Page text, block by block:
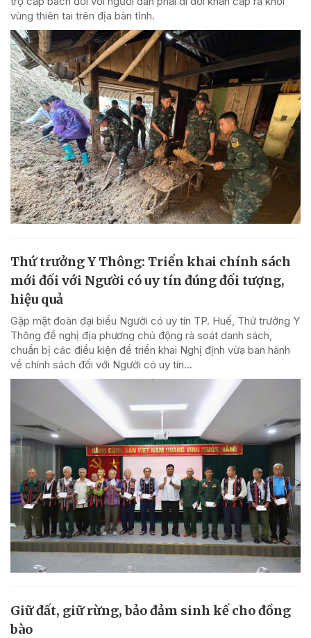
vùng thiên tai trên địa bàn tỉnh.
Thứ trưởng Y Thông: Triển khai chính sách
mới đối với Người có uy tín đúng đối tượng,
hiệu quả
Gặp mặt đoàn đại biểu Người có uy tín TP. Huế, Thứ trưởng Y
Thông đề nghị địa phương chủ động rà soát danh sách,
chuẩn bị các điều kiện để triển khai Nghị định vừa ban hành
về chính sách đối với Người có uy tín...
Giữ đất, giữ rừng, bảo đảm sinh kế cho đồng
bào